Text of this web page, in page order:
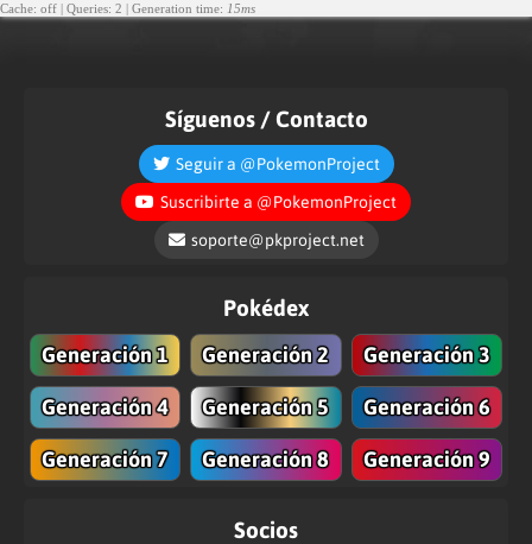
Cache: off | Queries: 2 | Generation time: 15ms
Síguenos / Contacto
Seguir a @PokemonProject
Suscribirte a @PokemonProject
soporte@pkproject.net
Pokédex
Generación 1
Generación 2 Generación 3
Generación 4 Generación 5 Generación 6
Generación 7 Generación 8 Generación 9
Socios